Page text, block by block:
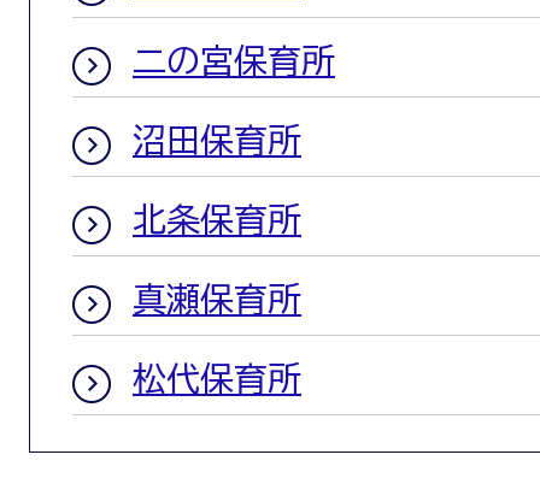
二の宮保育所
沼田保育所
北条保育所
真瀬保育所
松代保育所